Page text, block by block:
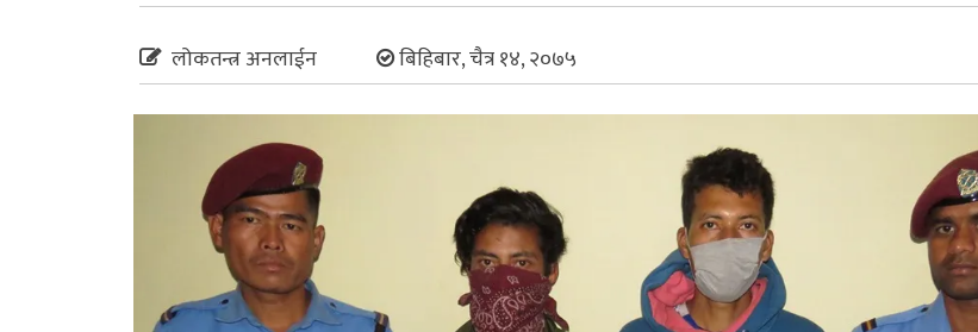
लोकतन्त्र अनलाईन बिहिबार, चैत्र १४, २०७५